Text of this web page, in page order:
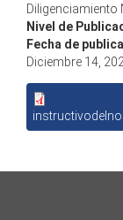
Nivel de
Fecha de
Diciembre 14,